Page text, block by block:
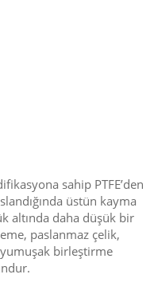
sahip PTFE’den
üstün kayma
altında daha düşük bir
paslanmaz çelik,
birleştirme